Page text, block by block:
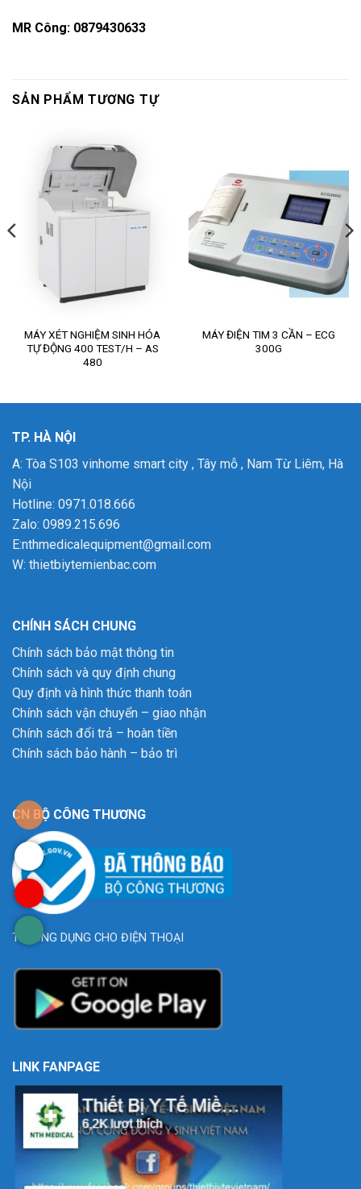
MR Công: 0879430633
SẢN PHẨM TƯƠNG TỰ
MÁY XÉT NGHIỆM SINH HÓA
TỰ ĐỘNG 400 TEST/H – AS
480
MÁY ĐIỆN TIM 3 CẦN – ECG
300G
TP. HÀ NỘI
A: Tòa S103 vinhome smart city , Tây mỗ , Nam Từ Liêm, Hà
Nội
Hotline: 0971.018.666
Zalo: 0989.215.696
E:nthmedicalequipment@gmail.com
W: thietbiytemienbac.com
CHÍNH SÁCH CHUNG
Chính sách bảo mật thông tin
Chính sách và quy định chung
Quy định và hình thức thanh toán
Chính sách vận chuyển – giao nhận
Chính sách đổi trả – hoàn tiền
Chính sách bảo hành – bảo trì
CN BỘ CÔNG THƯƠNG
TẢI ỨNG DỤNG CHO ĐIỆN THOẠI
LINK FANPAGE